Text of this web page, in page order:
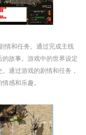
情和任务。通过完成主线
故事。游戏中的世界设定
通过游戏的剧情和任务，
感和乐趣。